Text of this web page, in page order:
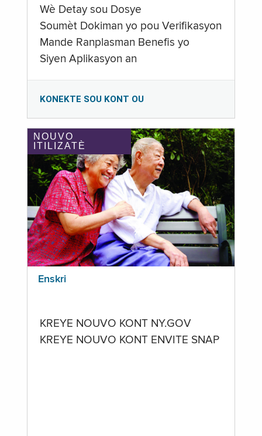
Wè Detay sou Dosye
Soumèt Dokiman yo pou Verifikasyon
Mande Ranplasman Benefis yo
Siyen Aplikasyon an
KONEKTE SOU KONT OU
NOUVO
ITILIZATÈ
Enskri
KREYE NOUVO KONT NY.GOV
KREYE NOUVO KONT ENVITE SNAP